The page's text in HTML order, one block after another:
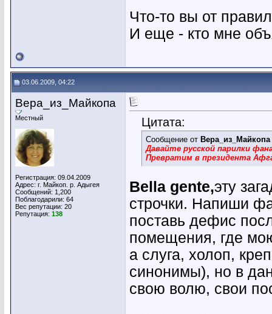
Что-то вы от
И еще - кто мне
03.06.2009, 04:22
Вера_из_Майкопа
Местный
Регистрация: 09.04.2009
Адрес: г. Майкоп. р. Адыгея
Сообщений: 1,200
Поблагодарили: 64
Вес репутации: 20
Репутация: 138
Цитата:
Сообщение от Вера_из_Майкопа
Давайте русской парилки
Превратим в президента
Bella gente,эту
строчки. Напиши
поставь дефис
помещения, где
а слуга, холоп,
синонимы), но в
свою волю, свои